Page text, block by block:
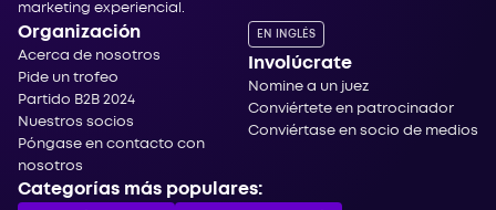
marketing experiencial.
Organización
Acerca de nosotros
Pide un trofeo
Partido B2B 2024
Nuestros socios
Póngase en contacto con
nosotros
EN INGLÉS
Involúcrate
Nomine a un juez
Conviértete en patrocinador
Conviértase en socio de medios
Categorías más populares: